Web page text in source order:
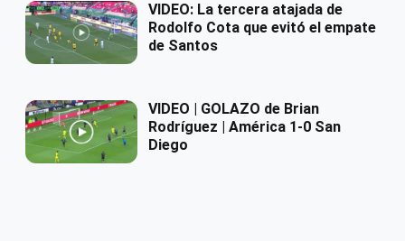
VIDEO: La tercera atajada de
Rodolfo Cota que evitó el empate
de Santos
VIDEO | GOLAZO de Brian
Rodríguez | América 1-0 San
Diego